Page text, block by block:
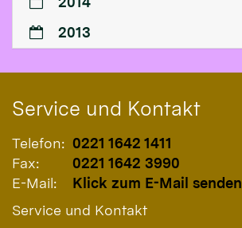
2013
Service und Kontakt
Telefon: 0221 1642 1411
Fax:
0221 1642 3990
E-Mail:
Klick zum E-Mail senden
Service und Kontakt